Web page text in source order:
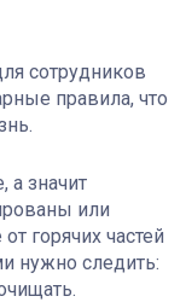
сотрудников
правила, что
а значит
или
горячих частей
нужно следить: